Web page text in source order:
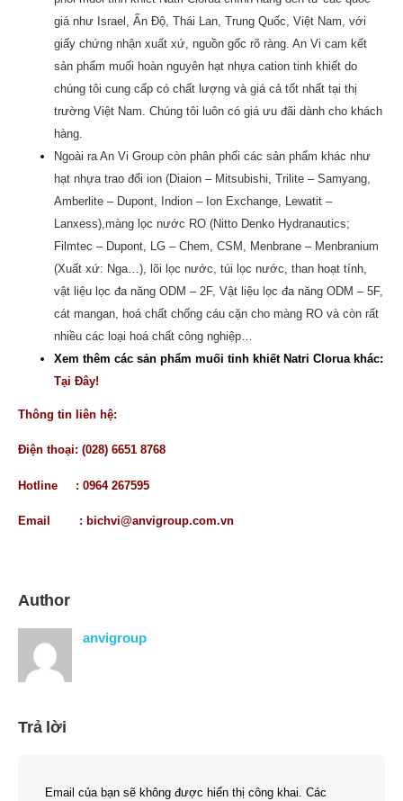
giá như Israel, Ấn Độ, Thái Lan, Trung Quốc, Việt Nam, với
giấy chứng nhận xuất xứ, nguồn gốc rõ ràng. An Vi cam kết
sản phẩm muối hoàn nguyên hạt nhựa cation tinh khiết do
chúng tôi cung cấp có chất lượng và giá cả tốt nhất tại thị
trường Việt Nam. Chúng tôi luôn có giá ưu đãi dành cho khách
hàng.
Ngoài ra An Vi Group còn phân phối các sản phẩm khác như
hạt nhựa trao đổi ion (Diaion – Mitsubishi, Trilite – Samyang,
Amberlite – Dupont, Indion – Ion Exchange, Lewatit –
Lanxess),màng lọc nước RO (Nitto Denko Hydranautics;
Filmtec – Dupont, LG – Chem, CSM, Menbrane – Menbranium
(Xuất xứ: Nga…), lõi lọc nước, túi lọc nước, than hoạt tính,
vật liệu lọc đa năng ODM – 2F, Vật liệu lọc đa năng ODM – 5F,
cát mangan, hoá chất chống cáu cặn cho màng RO và còn rất
nhiều các loại hoá chất công nghiệp…
Xem thêm các sản phẩm muối tinh khiết Natri Clorua khác:
Tại Đây!
Thông tin liên hệ:
Điện thoại: (028) 6651 8768
Hotline : 0964 267595
Email : bichvi@anvigroup.com.vn
Author
anvigroup
Trả lời
Email của bạn sẽ không được hiển thị công khai. Các